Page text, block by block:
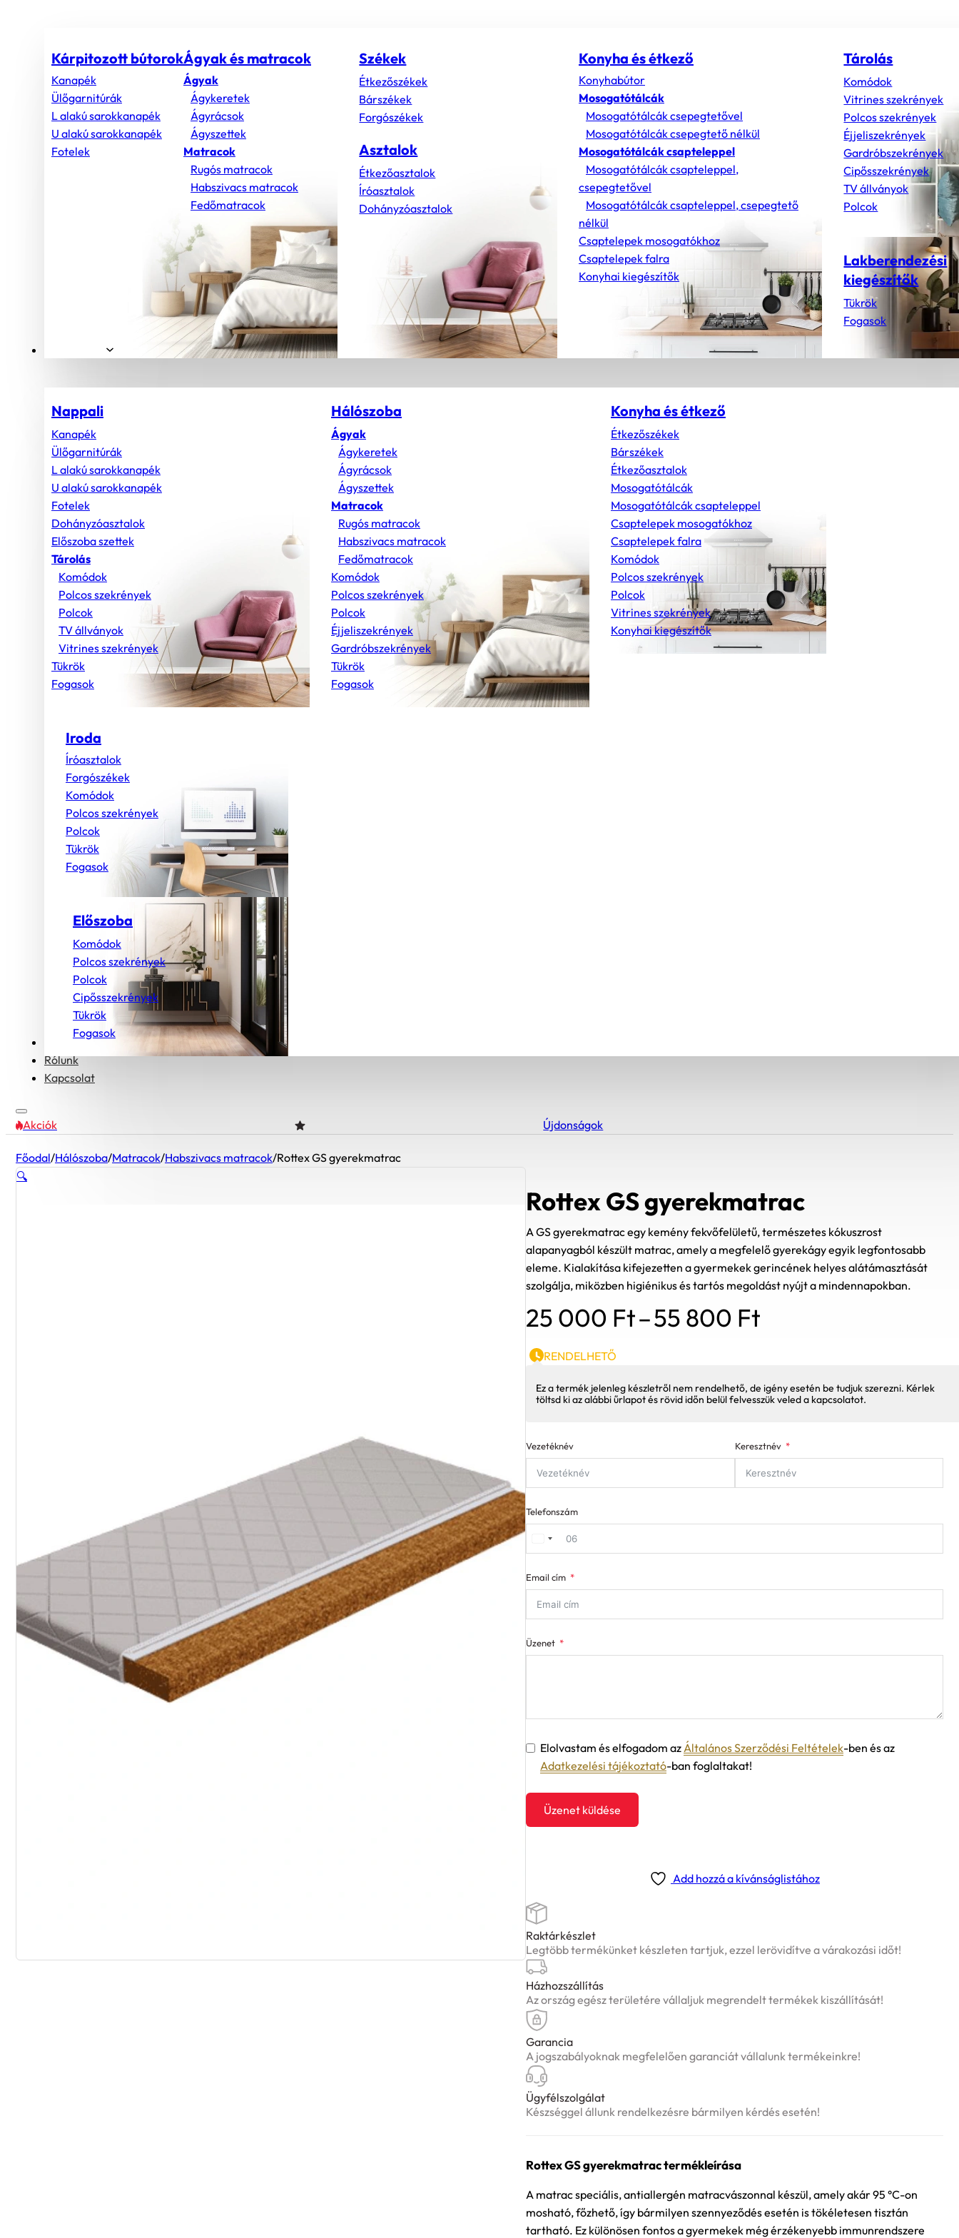
Kárpitozott bútorok
Kanapék
Ülőgarnitúrák
L alakú sarokkanapék
U alakú sarokkanapék
Fotelek
Ágyak és matracok
Ágyak
Ágykeretek
Ágyrácsok
Ágyszettek
Matracok
Rugós matracok
Habszivacs matracok
Fedőmatracok
Székek
Étkezőszékek
Bárszékek
Forgószékek
Asztalok
Étkezőasztalok
Íróasztalok
Dohányzóasztalok
Konyha és étkező
Konyhabútor
Mosogatótálcák
Mosogatótálcák csepegtetővel
Mosogatótálcák csepegtető nélkül
Mosogatótálcák csapteleppel
Mosogatótálcák csapteleppel,
csepegtetővel
Mosogatótálcák csapteleppel, csepegtető
nélkül
Csaptelepek mosogatókhoz
Csaptelepek falra
Konyhai kiegészítők
Tárolás
Komódok
Vitrines szekrények
Polcos szekrények
Éjjeliszekrények
Gardróbszekrények
Cipősszekrények
TV állványok
Polcok
Lakberendezési
kiegészítők
Tükrök
Fogasok
Nappali
Kanapék
Ülőgarnitúrák
L alakú sarokkanapék
U alakú sarokkanapék
Fotelek
Dohányzóasztalok
Előszoba szettek
Tárolás
Komódok
Polcos szekrények
Polcok
TV állványok
Vitrines szekrények
Tükrök
Fogasok
Hálószoba
Ágyak
Ágykeretek
Ágyrácsok
Ágyszettek
Matracok
Rugós matracok
Habszivacs matracok
Fedőmatracok
Komódok
Polcos szekrények
Polcok
Éjjeliszekrények
Gardróbszekrények
Tükrök
Fogasok
Konyha és étkező
Étkezőszékek
Bárszékek
Étkezőasztalok
Mosogatótálcák
Mosogatótálcák csapteleppel
Csaptelepek mosogatókhoz
Csaptelepek falra
Komódok
Polcos szekrények
Polcok
Vitrines szekrények
Konyhai kiegészítők
Iroda
Íróasztalok
Forgószékek
Komódok
Polcos szekrények
Polcok
Tükrök
Fogasok
Előszoba
Komódok
Polcos szekrények
Polcok
Cipősszekrények
Tükrök
Fogasok
Bútorcsaládok
Rólunk
Kapcsolat
Akciók Újdonságok
Főodal/Hálószoba/Matracok/Habszivacs matracok/Rottex GS gyerekmatrac
🔍
Rottex GS gyerekmatrac
A GS gyerekmatrac egy kemény fekvőfelületű, természetes kókuszrost
alapanyagból készült matrac, amely a megfelelő gyerekágy egyik legfontosabb
eleme. Kialakítása kifejezetten a gyermekek gerincének helyes alátámasztását
szolgálja, miközben higiénikus és tartós megoldást nyújt a mindennapokban.
25 000 Ft–55 800 Ft
55
800 Ft
RENDELHETŐ
Ez a termék jelenleg készletről nem rendelhető, de igény esetén be tudjuk szerezni. Kérlek
töltsd ki az alábbi űrlapot és rövid időn belül felvesszük veled a kapcsolatot.
Vezetéknév Keresztnév
Telefonszám
Email cím
Üzenet
Elolvastam és elfogadom az Általános Szerződési Feltételek-ben és az
Adatkezelési tájékoztató-ban foglaltakat!
Üzenet küldése
Add hozzá a kívánságlistához
Raktárkészlet
Legtöbb termékünket készleten tartjuk, ezzel lerövidítve a várakozási időt!
Házhozszállítás
Az ország egész területére vállaljuk megrendelt termékek kiszállítását!
Garancia
A jogszabályoknak megfelelően garanciát vállalunk termékeinkre!
Ügyfélszolgálat
Készséggel állunk rendelkezésre bármilyen kérdés esetén!
Rottex GS gyerekmatrac termékleírása
A matrac speciális, antiallergén matracvászonnal készül, amely akár 95 °C-on
mosható, főzhető, így bármilyen szennyeződés esetén is tökéletesen tisztán
tartható. Ez különösen fontos a gyermekek még érzékenyebb immunrendszere